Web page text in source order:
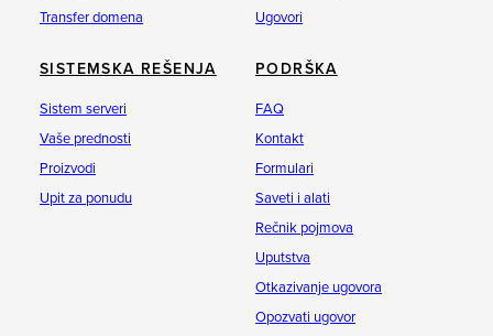
Transfer domena
Ugovori
SISTEMSKA REŠENJA
Sistem serveri
Vaše prednosti
Proizvodi
Upit za ponudu
PODRŠKA
FAQ
Kontakt
Formulari
Saveti i alati
Rečnik pojmova
Uputstva
Otkazivanje ugovora
Opozvati ugovor